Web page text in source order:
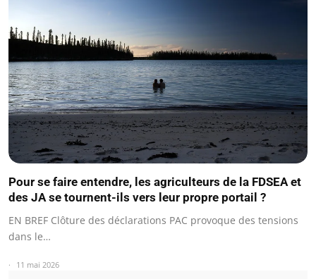
Pour se faire entendre, les agriculteurs de la FDSEA et
des JA se tournent-ils vers leur propre portail ?
EN BREF Clôture des déclarations PAC provoque des tensions
dans le…
11 mai 2026